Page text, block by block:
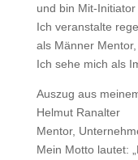
und bin Mit-
Ich veranstalte
als Männer
Ich sehe mich als
Auszug aus
Helmut Ranalter
Mentor,
Mein Motto lautet: